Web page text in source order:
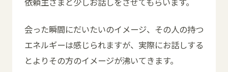
会った瞬間にだいたいのイメージ、その人の持つ
エネルギーは感じられますが、実際にお話しする
とよりその方のイメージが沸いてきます。